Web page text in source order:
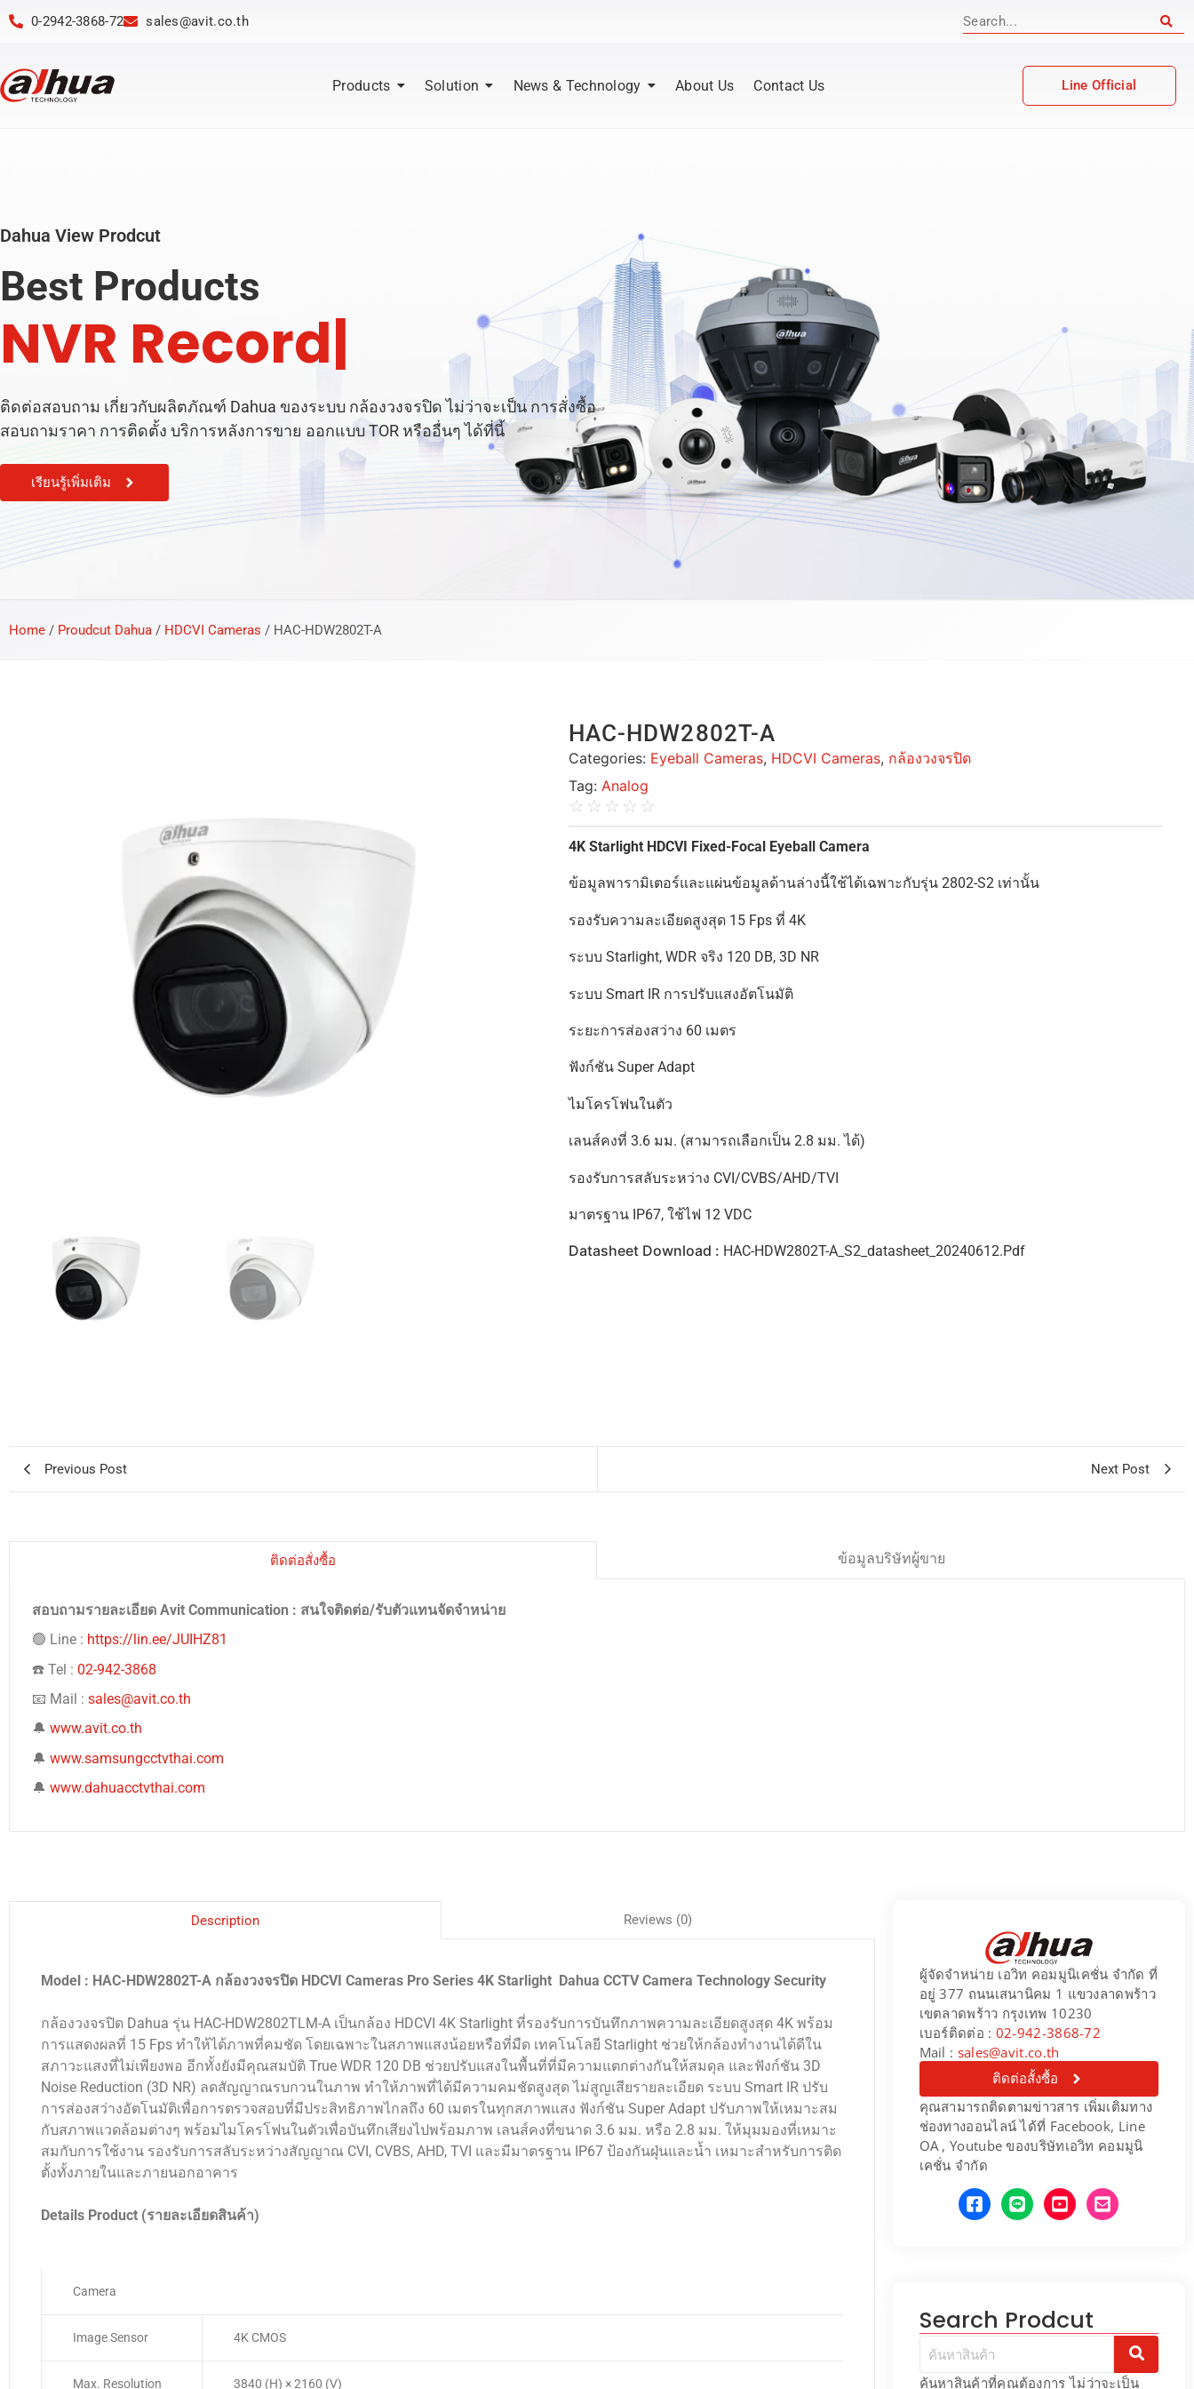
0-2942-3868-72 sales@avit.co.th
Products Solution News & Technology About Us Contact Us Line Official
Dahua View Prodcut
Best Products
NVR Recorde
ติดต่อสอบถาม เกี่ยวกับผลิตภัณฑ์ Dahua ของระบบ กล้องวงจรปิด ไม่ว่าจะเป็น การสั่งซื้อ
สอบถามราคา การติดตั้ง บริการหลังการขาย ออกแบบ TOR หรืออื่นๆ ได้ที่นี้
เรียนรู้เพิ่มเติม
Home / Proudcut Dahua / HDCVI Cameras / HAC-HDW2802T-A
HAC-HDW2802T-A
Categories: Eyeball Cameras, HDCVI Cameras, กล้องวงจรปิด
Tag: Analog
☆ ☆ ☆ ☆ ☆
4K Starlight HDCVI Fixed-Focal Eyeball Camera
ข้อมูลพารามิเตอร์และแผ่นข้อมูลด้านล่างนี้ใช้ได้เฉพาะกับรุ่น 2802-S2 เท่านั้น
รองรับความละเอียดสูงสุด 15 Fps ที่ 4K
ระบบ Starlight, WDR จริง 120 DB, 3D NR
ระบบ Smart IR การปรับแสงอัตโนมัติ
ระยะการส่องสว่าง 60 เมตร
ฟังก์ชัน Super Adapt
ไมโครโฟนในตัว
เลนส์คงที่ 3.6 มม. (สามารถเลือกเป็น 2.8 มม. ได้)
รองรับการสลับระหว่าง CVI/CVBS/AHD/TVI
มาตรฐาน IP67, ใช้ไฟ 12 VDC
Datasheet Download : HAC-HDW2802T-A_S2_datasheet_20240612.pdf
Previous Post Next Post
ติดต่อสั่งซื้อ ข้อมูลบริษัทผู้ขาย
สอบถามรายละเอียด Avit Communication : สนใจติดต่อ/รับตัวแทนจัดจำหน่าย
🟢 Line : https://lin.ee/JUIHZ81
☎️ Tel : 02-942-3868
📧 Mail : sales@avit.co.th
🔔 www.avit.co.th
🔔 www.samsungcctvthai.com
🔔 www.dahuacctvthai.com
Description Reviews (0)
Model : HAC-HDW2802T-A กล้องวงจรปิด HDCVI Cameras Pro Series 4K Starlight Dahua CCTV Camera Technology Security
กล้องวงจรปิด Dahua รุ่น HAC-HDW2802TLM-A เป็นกล้อง HDCVI 4K Starlight ที่รองรับการบันทึกภาพความละเอียดสูงสุด 4K พร้อม
การแสดงผลที่ 15 Fps ทำให้ได้ภาพที่คมชัด โดยเฉพาะในสภาพแสงน้อยหรือที่มืด เทคโนโลยี Starlight ช่วยให้กล้องทำงานได้ดีใน
สภาวะแสงที่ไม่เพียงพอ อีกทั้งยังมีคุณสมบัติ True WDR 120 DB ช่วยปรับแสงในพื้นที่ที่มีความแตกต่างกันให้สมดุล และฟังก์ชัน 3D
Noise Reduction (3D NR) ลดสัญญาณรบกวนในภาพ ทำให้ภาพที่ได้มีความคมชัดสูงสุด ไม่สูญเสียรายละเอียด ระบบ Smart IR ปรับ
การส่องสว่างอัตโนมัติเพื่อการตรวจสอบที่มีประสิทธิภาพไกลถึง 60 เมตรในทุกสภาพแสง ฟังก์ชัน Super Adapt ปรับภาพให้เหมาะสม
กับสภาพแวดล้อมต่างๆ พร้อมไมโครโฟนในตัวเพื่อบันทึกเสียงไปพร้อมภาพ เลนส์คงที่ขนาด 3.6 มม. หรือ 2.8 มม. ให้มุมมองที่เหมาะ
สมกับการใช้งาน รองรับการสลับระหว่างสัญญาณ CVI, CVBS, AHD, TVI และมีมาตรฐาน IP67 ป้องกันฝุ่นและน้ำ เหมาะสำหรับการติด
ตั้งทั้งภายในและภายนอกอาคาร
Details Product (รายละเอียดสินค้า)
Camera
Image Sensor 4K CMOS
Max. Resolution 3840 (H) × 2160 (V)
ผู้จัดจำหน่าย เอวิท คอมมูนิเคชั่น จำกัด ที่
อยู่ 377 ถนนเสนานิคม 1 แขวงลาดพร้าว
เขตลาดพร้าว กรุงเทพ 10230
เบอร์ติดต่อ : 02-942-3868-72
Mail : sales@avit.co.th
ติดต่อสั้งซื้อ
คุณสามารถติดตามข่าวสาร เพิ่มเติมทาง
ช่องทางออนไลน์ ได้ที่ Facebook, Line
OA , Youtube ของบริษัทเอวิท คอมมูนิ
เคชั่น จำกัด
Search Prodcut
ค้นหาสินค้าที่คุณต้องการ ไม่ว่าจะเป็น